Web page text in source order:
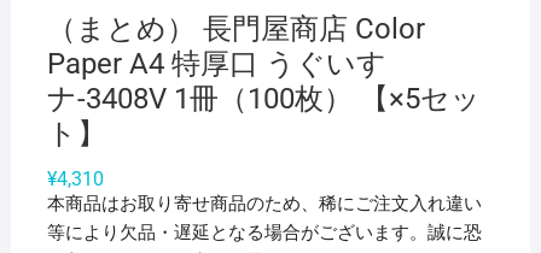
（まとめ） 長門屋商店 Color
Paper A4 特厚口 うぐいす
ナ-3408V 1冊（100枚） 【×5セッ
ト】
¥4,310
本商品はお取り寄せ商品のため、稀にご注文入れ違い
等により欠品・遅延となる場合がございます。誠に恐